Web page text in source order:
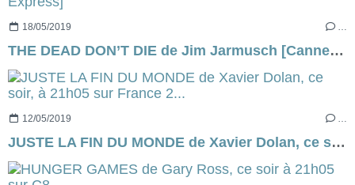
18/05/2019 …
THE DEAD DON’T DIE de Jim Jarmusch [Cannes Express]
12/05/2019 …
JUSTE LA FIN DU MONDE de Xavier Dolan, ce soir, à 21h05 sur France 2...